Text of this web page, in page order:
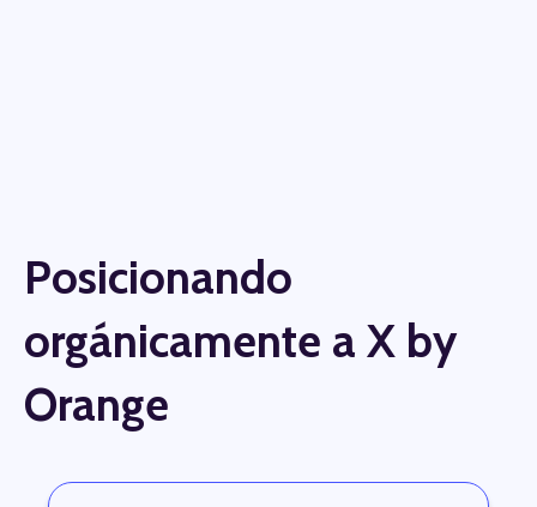
Posicionando
orgánicamente a X by
Orange